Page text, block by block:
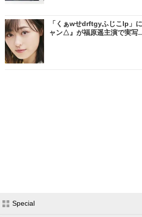
「くぁwせdrftgyふじこlp」
ャン△』が福原遥主演で実写
Special